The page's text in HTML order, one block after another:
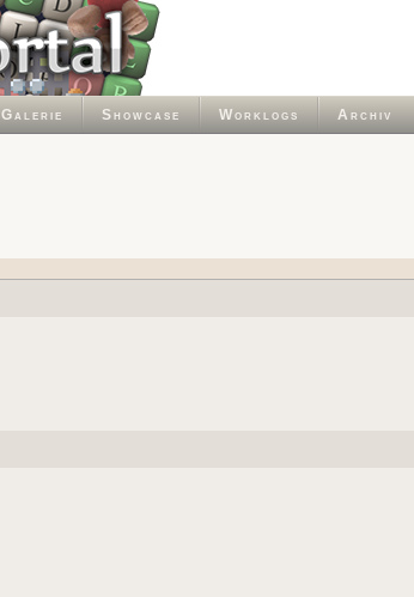
Galerie Showcase Worklogs Archiv